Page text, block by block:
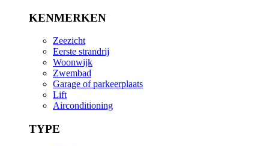
KENMERKEN
Zeezicht
Eerste strandrij
Woonwijk
Zwembad
Garage of parkeerplaats
Lift
Airconditioning
TYPE